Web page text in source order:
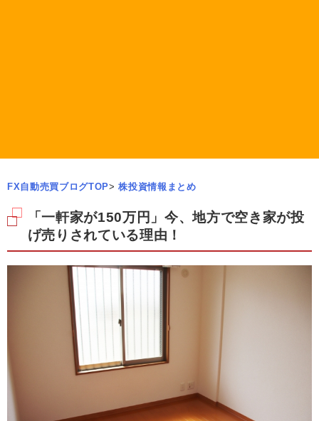
FX自動売買ブログTOP> 株投資情報まとめ
「一軒家が150万円」今、地方で空き家が投
げ売りされている理由！